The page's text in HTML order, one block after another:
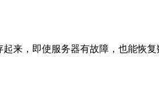
来，即使服务器有故障，也能恢复